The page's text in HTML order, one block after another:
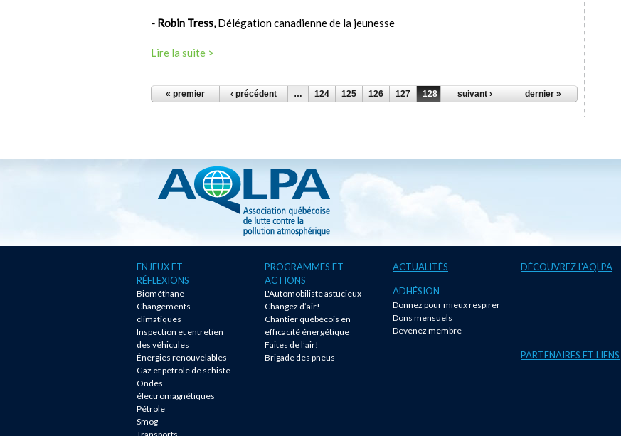
- Robin Tress,Délégation canadienne de la jeunesse
Lire la suite >
PAGES
« premier ‹ précédent … 124 125 126 127 128 129 130 132 …
suivant › dernier »
ENJEUX ET
RÉFLEXIONS
Biométhane
Changements
climatiques
Inspection et entretien
des véhicules
Énergies renouvelables
Gaz et pétrole de schiste
Ondes
électromagnétiques
Pétrole
Smog
PROGRAMMES ET
ACTIONS
L'Automobiliste astucieux
Changez d’air!
Chantier québécois en
efficacité énergétique
Faites de l’air!
Brigade des pneus
ACTUALITÉS
ADHÉSION
Donnez pour mieux respirer
Dons mensuels
Devenez membre
DÉCOUVREZ L'AQLPA
PARTENAIRES ET LIENS